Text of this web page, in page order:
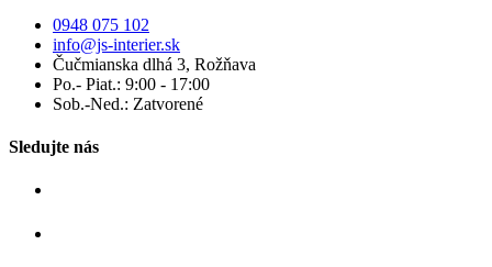
0948 075 102
info@js-interier.sk
Čučmianska dlhá 3, Rožňava
Po.- Piat.: 9:00 - 17:00
Sob.-Ned.: Zatvorené
Sledujte nás